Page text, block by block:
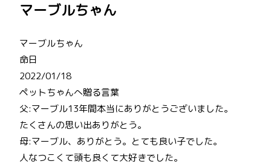
日:
マーブルちゃん
マーブルちゃん
命日
2022/01/18
ペットちゃんへ贈る言葉
父:マーブル13年間本当にありがとうございました。
たくさんの思い出ありがとう。
母:マーブル、ありがとう。とても良い子でした。
人なつこくて頭も良くて大好きでした。